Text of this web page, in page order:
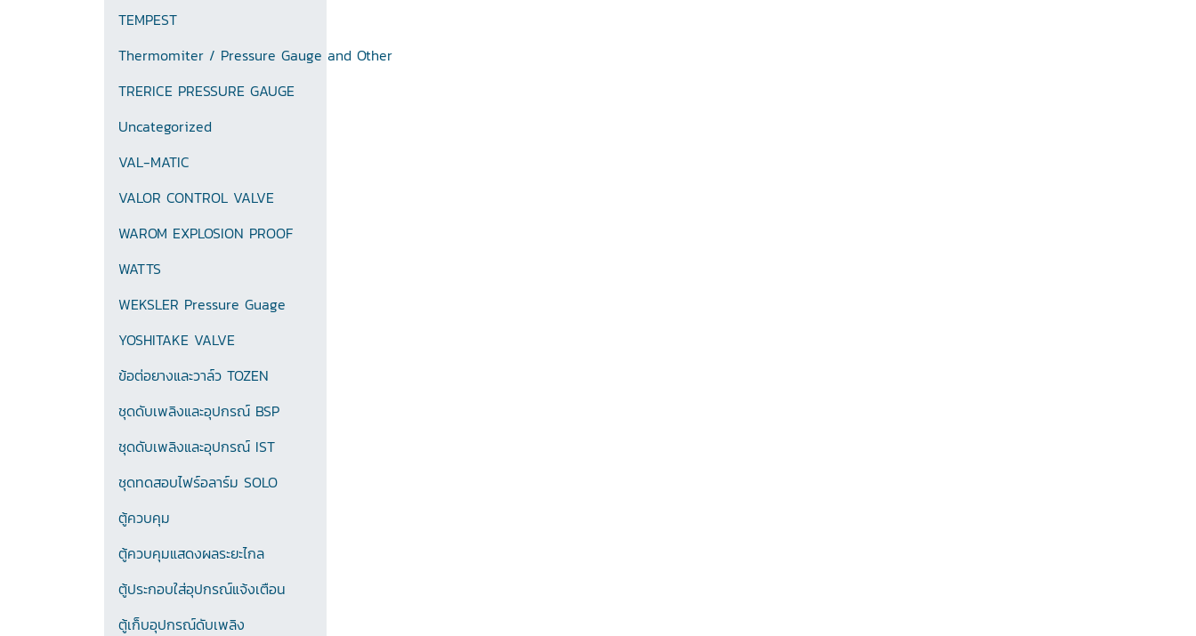
TEMPEST
Thermomiter / Pressure Gauge and Other
TRERICE PRESSURE GAUGE
Uncategorized
VAL-MATIC
VALOR CONTROL VALVE
WAROM EXPLOSION PROOF
WATTS
WEKSLER Pressure Guage
YOSHITAKE VALVE
ข้อต่อยางและวาล์ว TOZEN
ชุดดับเพลิงและอุปกรณ์ BSP
ชุดดับเพลิงและอุปกรณ์ IST
ชุดทดสอบไฟร์อลาร์ม SOLO
ตู้ควบคุม
ตู้ควบคุมแสดงผลระยะไกล
ตู้ประกอบใส่อุปกรณ์แจ้งเตือน
ตู้เก็บอุปกรณ์ดับเพลิง